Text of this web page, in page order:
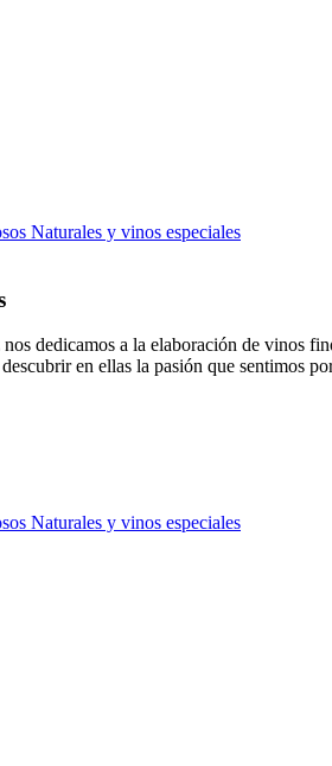
Naturales y vinos especiales
dedicamos a la elaboración de vinos
en ellas la pasión que sentimos
Naturales y vinos especiales